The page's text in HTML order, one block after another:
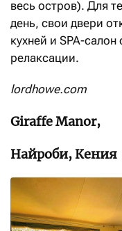
весь остров). Для
день, свои двери
кухней и SPA-
релаксации.
lordhowe.com
Giraffe Manor,
Найроби, Кения